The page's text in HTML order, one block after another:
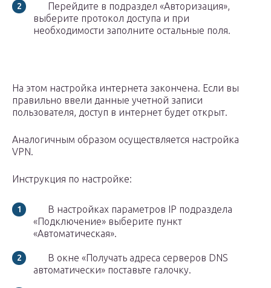
Перейдите в подраздел «Авторизация»,
выберите протокол доступа и при
необходимости заполните остальные поля.
На этом настройка интернета закончена. Если вы
правильно ввели данные учетной записи
пользователя, доступ в интернет будет открыт.
Аналогичным образом осуществляется настройка
VPN.
Инструкция по настройке:
В настройках параметров IP подраздела
«Подключение» выберите пункт
«Автоматическая».
В окне «Получать адреса серверов DNS
автоматически» поставьте галочку.